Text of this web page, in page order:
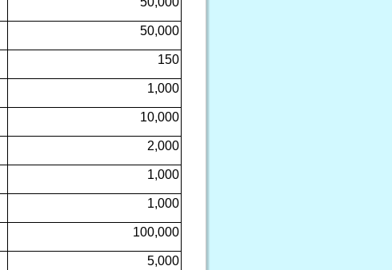
50,000
150
1,000
10,000
2,000
1,000
1,000
100,000
5,000